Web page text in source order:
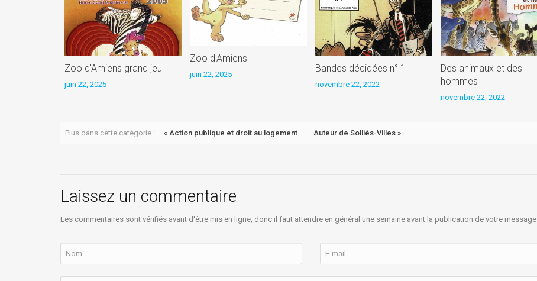
Zoo d'Amiens grand jeu
juin 22, 2025
Zoo d'Amiens
juin 22, 2025
Bandes décidées n° 1
novembre 22, 2022
Des animaux et des
hommes
novembre 22, 2022
Plus dans cette catégorie : « Action publique et droit au logement Auteur de Solliès-Villes »
Laissez un commentaire
Les commentaires sont vérifiés avant d'être mis en ligne, donc il faut attendre en général une semaine avant la publication de votre message